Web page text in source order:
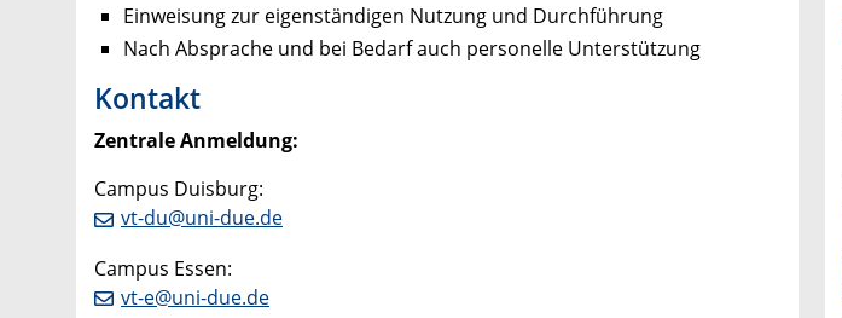
Einweisung zur eigenständigen Nutzung und Durchführung
Nach Absprache und bei Bedarf auch personelle Unterstützung
Kontakt
Zentrale Anmeldung:
Campus Duisburg:
vt-du@uni-due.de
Campus Essen:
vt-e@uni-due.de